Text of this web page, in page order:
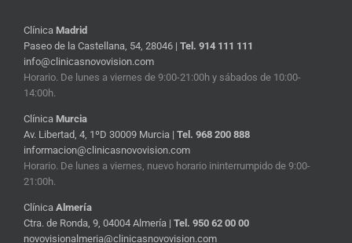
Clínica Madrid
Paseo de la Castellana, 54, 28046 | Tel. 914 111 111
info@clinicasnovovision.com
Horario. De lunes a viernes de 9:00-21:00h y sábados de 10:00-
14:00h.
Clínica Murcia
Av. Libertad, 4, 1ºD 30009 Murcia | Tel. 968 200 888
informacion@clinicasnovovision.com
Horario. De lunes a viernes, nuevo horario ininterrumpido de 9:00-
21:00h.
Clínica Almería
Ctra. de Ronda, 9, 04004 Almería | Tel. 950 62 00 00
novovisionalmeria@clinicasnovovision.com